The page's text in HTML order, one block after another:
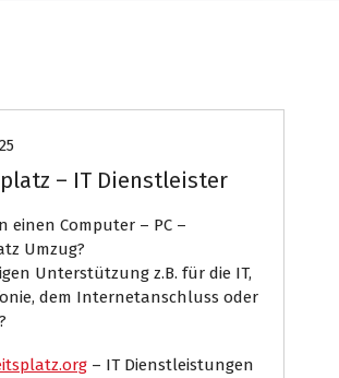
– IT Dienstleister
einen Computer – PC –
Umzug?
Unterstützung z.B. für die IT,
dem Internetanschluss oder
– IT Dienstleistungen